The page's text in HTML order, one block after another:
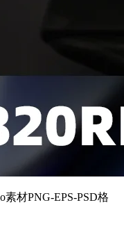
材PNG-EPS-PSD格